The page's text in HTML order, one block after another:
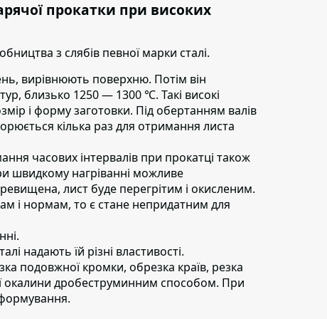
прокатки при високих
з слябів певної марки сталі.
вирівнюють поверхню. Потім він
близько 1250 — 1300 ℃. Такі високі
і форму заготовки. Під обертанням валів
кілька раз для отримання листа
часових інтервалів при прокатці також
швидкому нагріванні можливе
лист буде перегрітим і окисленим.
і нормам, то є стане непридатним для
надають їй різні властивості.
подовжної кромки, обрезка країв, резка
окалини дробеструминним способом. При